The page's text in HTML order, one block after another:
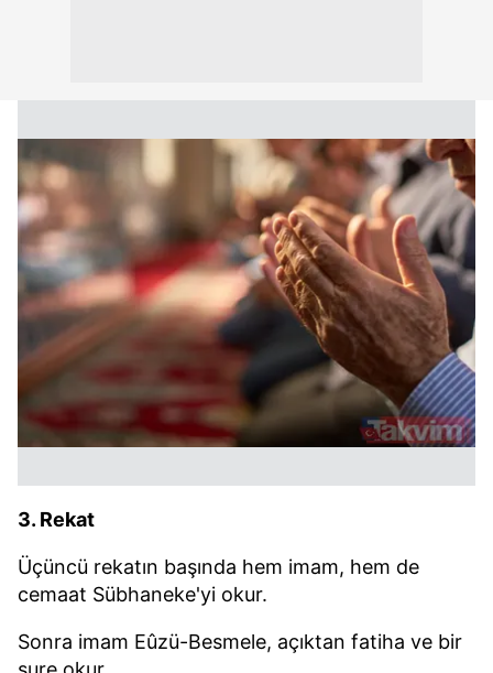
3. Rekat
Üçüncü rekatın başında hem imam, hem de
cemaat Sübhaneke'yi okur.
Sonra imam Eûzü-Besmele, açıktan fatiha ve bir